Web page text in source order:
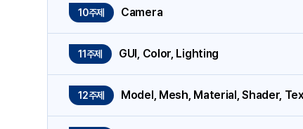
10주제 Camera
11주제 GUI, Color, Lighting
12주제 Model, Mesh, Material, Shader,